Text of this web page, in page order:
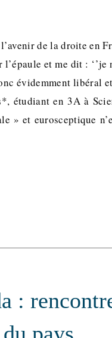
de la droite en
et me dit : ‘’je
évidemment libéral
étudiant en 3A à
» et eurosceptique
: